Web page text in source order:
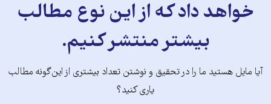
خواهد داد که از این نوع مطالب
بیشتر منتشر کنیم.
آیا مایل هستید ما را در تحقیق و نوشتن تعداد بیشتری از این‌گونه مطالب
یاری کنید؟